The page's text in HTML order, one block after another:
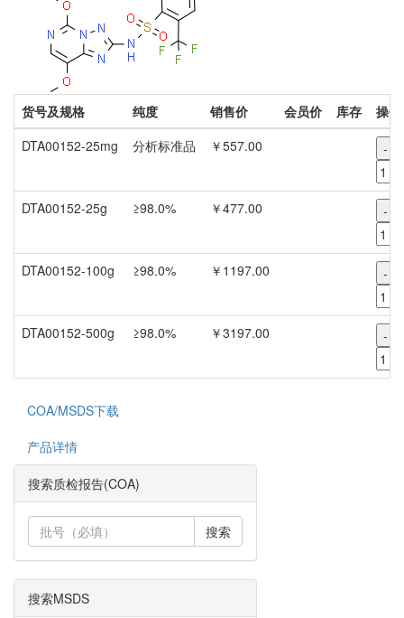
货号及规格 纯度 销售价 会员价 库存
操作
DTA00152-25mg
分析标准品 ￥557.00 -
DTA00152-25g ≥98.0% ￥477.00 -
DTA00152-100g ≥98.0% ￥1197.00 -
DTA00152-500g ≥98.0% ￥3197.00 -
COA/MSDS下载
产品详情
搜索质检报告(COA)
搜索
搜索MSDS